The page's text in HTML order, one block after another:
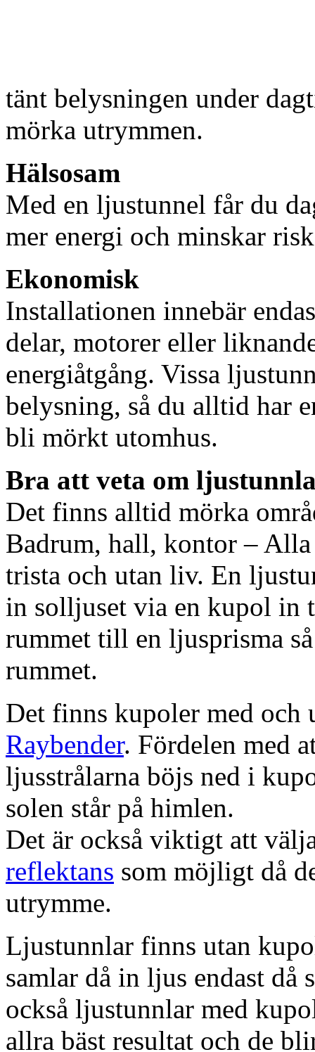
tänt belysningen under
mörka utrymmen.
Hälsosam
Med en ljustunnel får du
mer energi och minskar
Ekonomisk
Installationen innebär
delar, motorer eller
energiåtgång. Vissa
belysning, så du alltid har
bli mörkt utomhus.
Bra att veta om
Det finns alltid mörka
Badrum, hall, kontor – Alla
trista och utan liv. En
in solljuset via en kupol in
rummet till en ljusprisma
rummet.
Det finns kupoler med och
Raybender. Fördelen med
ljusstrålarna böjs ned i
solen står på himlen.
Det är också viktigt att
reflektans som möjligt då
utrymme.
Ljustunnlar finns utan
samlar då in ljus endast då
också ljustunnlar med
allra bäst resultat och de